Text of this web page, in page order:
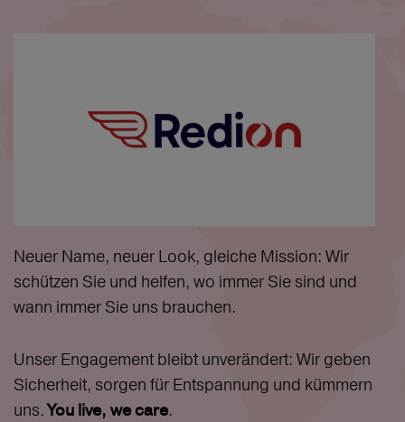
Neuer Name, neuer Look, gleiche Mission: Wir
schützen Sie und helfen, wo immer Sie sind und
wann immer Sie uns brauchen.
Unser Engagement bleibt unverändert: Wir geben
Sicherheit, sorgen für Entspannung und kümmern
uns.You live, we care.